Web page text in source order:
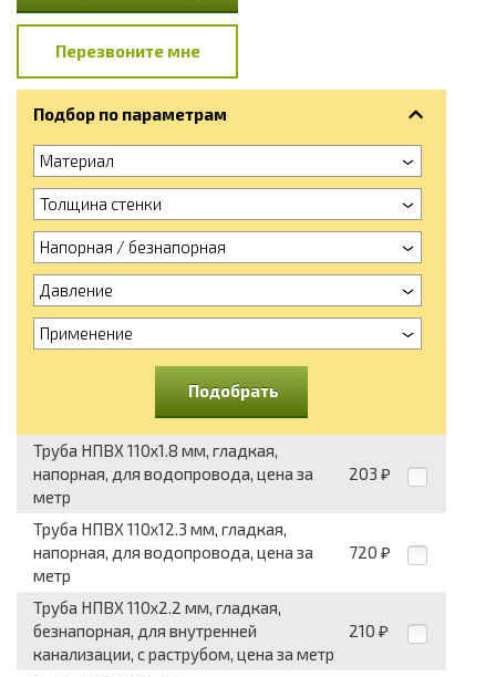
Перезвоните мне
Подбор по параметрам
Материал
Толщина стенки
Напорная / безнапорная
Давление
Применение
Подобрать
Труба НПВХ 110x1.8 мм, гладкая,
напорная, для водопровода, цена за
метр
203 ₽
Труба НПВХ 110x12.3 мм, гладкая,
напорная, для водопровода, цена за
метр
720 ₽
Труба НПВХ 110x2.2 мм, гладкая,
безнапорная, для внутренней
канализации, с раструбом, цена за метр
210 ₽